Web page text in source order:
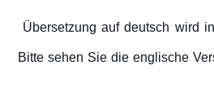
Übersetzung auf deutsch wird
Bitte sehen Sie die englische